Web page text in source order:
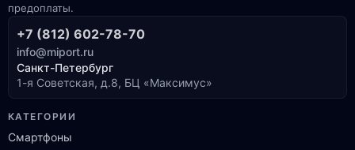
предоплаты.
+7 (812) 602-78-70
info@miport.ru
Санкт-Петербург
1-я Советская, д.8, БЦ «Максимус»
КАТЕГОРИИ
Смартфоны